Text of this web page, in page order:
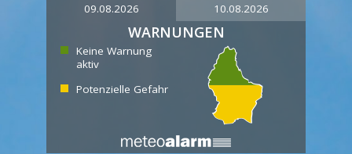
09.08.2026 10.08.2026
WARNUNGEN
Keine Warnung
aktiv
Potenzielle Gefahr